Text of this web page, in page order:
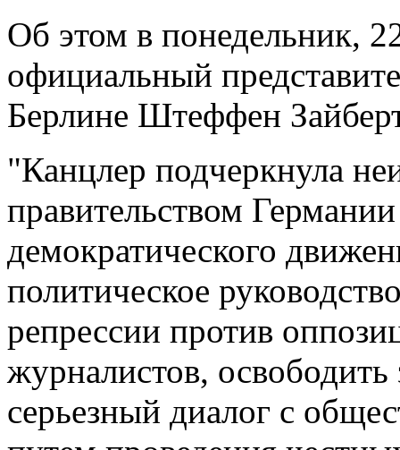
Об этом в понедельник,
официальный
Берлине Штеффен
"Канцлер подчеркнула
правительством
демократического
политическое
репрессии против
журналистов,
серьезный диалог с